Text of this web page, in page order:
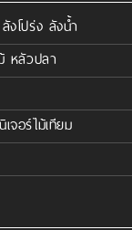
งโปร่ง ลังน้ำ
หลัวปลา
จอร์ไม้เทียม